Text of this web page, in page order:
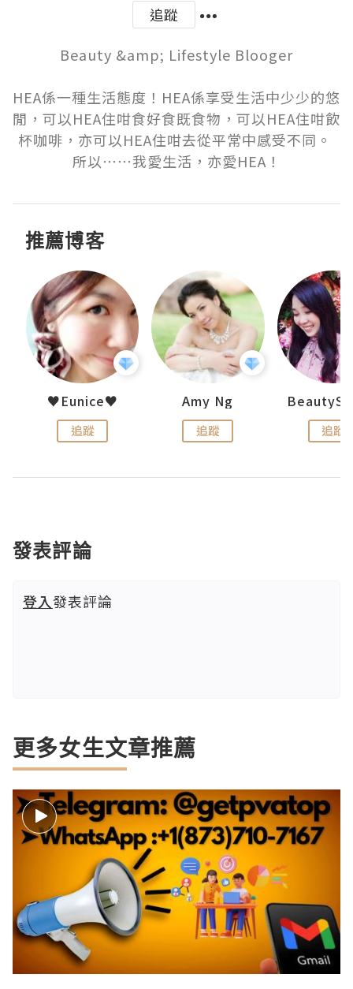
追蹤
Beauty &amp; Lifestyle Blooger
HEA係一種生活態度！HEA係享受生活中少少的悠
閒，可以HEA住咁食好食既食物，可以HEA住咁飲
杯咖啡，亦可以HEA住咁去從平常中感受不同。
所以⋯⋯我愛生活，亦愛HEA！
推薦博客
♥Eunice♥
追蹤
Amy Ng
追蹤 追蹤
發表評論
登入發表評論
更多女生文章推薦